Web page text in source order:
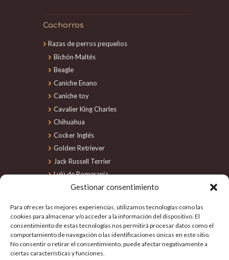
Gestionar consentimiento
Para ofrecer las mejores experiencias, utilizamos tecnologías como las
cookies para almacenar y/o acceder a la información del dispositivo. El
consentimiento de estas tecnologías nos permitirá procesar datos como el
comportamiento de navegación o las identificaciones únicas en este sitio.
No consentir o retirar el consentimiento, puede afectar negativamente a
ciertas características y funciones.
Cachorros
Razas de perros pequeños
Bichón Maltés
Beagle
Caniche Enano
Caniche toy
Cavalier King Charles
Chihuahua
Cocker Inglés
Golden Retriever
Jack Russell Terrier
Lulú de Pomerania
Maltipoo
Schnauzer Miniatura
Shiba Inu
Shih Tzu
Teckel